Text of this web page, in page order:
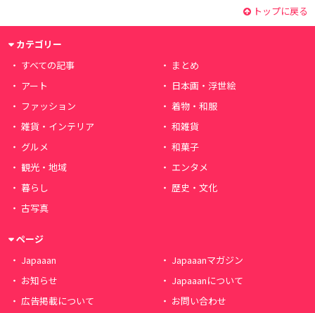
トップに戻る
カテゴリー
すべての記事
まとめ
アート
日本画・浮世絵
ファッション
着物・和服
雑貨・インテリア
和雑貨
グルメ
和菓子
観光・地域
エンタメ
暮らし
歴史・文化
古写真
ページ
Japaaan
Japaaanマガジン
お知らせ
Japaaanについて
広告掲載について
お問い合わせ